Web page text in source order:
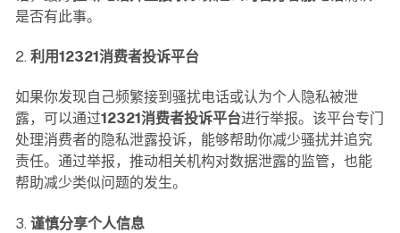
是否有此事。
2. 利用12321消费者投诉平台
如果你发现自己频繁接到骚扰电话或认为个人隐私被泄
露，可以通过12321消费者投诉平台进行举报。该平台专门
处理消费者的隐私泄露投诉，能够帮助你减少骚扰并追究
责任。通过举报，推动相关机构对数据泄露的监管，也能
帮助减少类似问题的发生。
3. 谨慎分享个人信息